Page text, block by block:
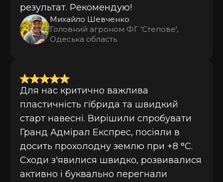
результат. Рекомендую!
Михайло Шевченко
Головний агроном ФГ 'Степове',
Одеська область
Для нас критично важлива
пластичність гібрида та швидкий
старт навесні. Вирішили спробувати
Гранд Адмірал Експрес, посіяли в
досить прохолодну землю при +8 °C.
Сходи з'явилися швидко, розвивалися
активно і буквально перегнали